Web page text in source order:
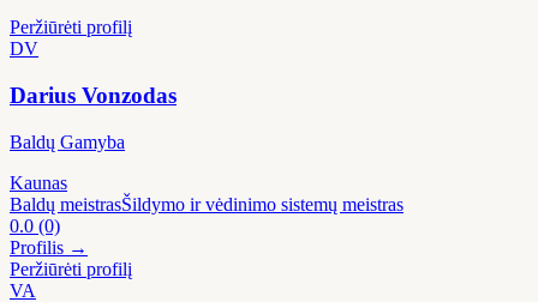
Peržiūrėti profilį
DV
Darius Vonzodas
Baldų Gamyba
Kaunas
Baldų meistrasŠildymo ir vėdinimo sistemų meistras
0.0 (0)
Profilis →
Peržiūrėti profilį
VA